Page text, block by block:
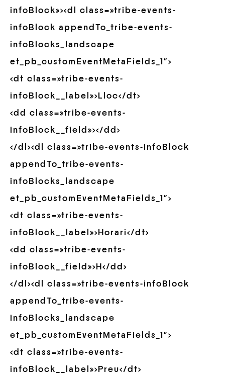
infoBlock»><dl class=»tribe-events-
infoBlock appendTo_tribe-events-
infoBlocks_landscape
et_pb_customEventMetaFields_1″>
<dt class=»tribe-events-
infoBlock__label»>Lloc</dt>
<dd class=»tribe-events-
infoBlock__field»></dd>
</dl><dl class=»tribe-events-infoBlock
appendTo_tribe-events-
infoBlocks_landscape
et_pb_customEventMetaFields_1″>
<dt class=»tribe-events-
infoBlock__label»>Horari</dt>
<dd class=»tribe-events-
infoBlock__field»>H</dd>
</dl><dl class=»tribe-events-infoBlock
appendTo_tribe-events-
infoBlocks_landscape
et_pb_customEventMetaFields_1″>
<dt class=»tribe-events-
infoBlock__label»>Preu</dt>